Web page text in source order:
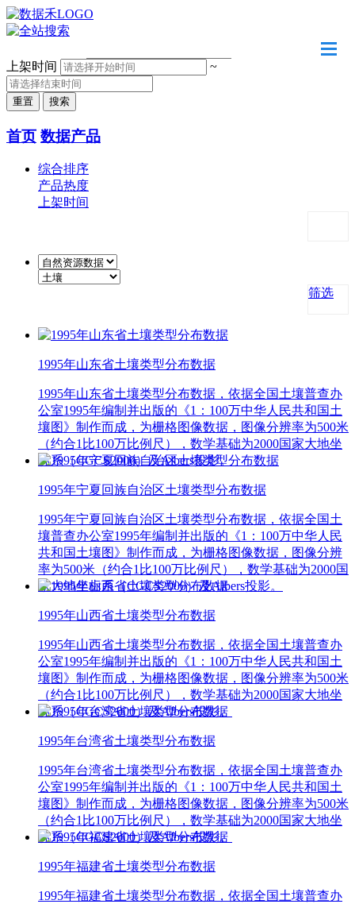
上架时间
~
首页 数据产品
综合排序
产品热度
上架时间
筛选
1995年山东省土壤类型分布数据
1995年山东省土壤类型分布数据，依据全国土壤普查办
公室1995年编制并出版的《1：100万中华人民共和国土
壤图》制作而成，为栅格图像数据，图像分辨率为500米
（约合1比100万比例尺），数学基础为2000国家大地坐
标系（CGCS2000）及Albers投影。
1995年宁夏回族自治区土壤类型分布数据
1995年宁夏回族自治区土壤类型分布数据，依据全国土
壤普查办公室1995年编制并出版的《1：100万中华人民
共和国土壤图》制作而成，为栅格图像数据，图像分辨
率为500米（约合1比100万比例尺），数学基础为2000国
家大地坐标系（CGCS2000）及Albers投影。
1995年山西省土壤类型分布数据
1995年山西省土壤类型分布数据，依据全国土壤普查办
公室1995年编制并出版的《1：100万中华人民共和国土
壤图》制作而成，为栅格图像数据，图像分辨率为500米
（约合1比100万比例尺），数学基础为2000国家大地坐
标系（CGCS2000）及Albers投影。
1995年台湾省土壤类型分布数据
1995年台湾省土壤类型分布数据，依据全国土壤普查办
公室1995年编制并出版的《1：100万中华人民共和国土
壤图》制作而成，为栅格图像数据，图像分辨率为500米
（约合1比100万比例尺），数学基础为2000国家大地坐
标系（CGCS2000）及Albers投影。
1995年福建省土壤类型分布数据
1995年福建省土壤类型分布数据，依据全国土壤普查办